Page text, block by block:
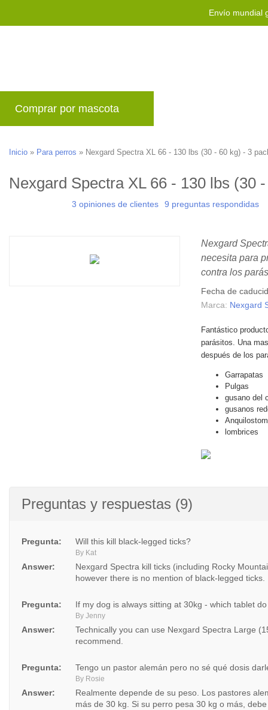
Envío mundial
Comprar por mascota
Inicio » Para perros » Nexgard Spectra XL 66 - 130 lbs (30 - 60 kg) - 3
Nexgard Spectra XL 66 - 130 lbs (30
3 opiniones de clientes 9 preguntas respondidas
Nexgard
necesita para
contra los
Fecha de
Marca: Nexgard
Fantástico
parásitos. Una
después de los
Garrapatas
Pulgas
gusano del
gusanos
lombrices
Preguntas y respuestas (9)
Pregunta: Will this kill black-legged ticks?
By Kat
Answer:
Nexgard Spectra kill ticks (including Rocky
however there is no mention of black-legged ticks.
Pregunta: If my dog is always sitting at 30kg - which tablet
By Jenny
Answer:
Technically you can use Nexgard Spectra Large
recommend.
Pregunta: Tengo un pastor alemán pero no sé qué dosis
By Rosie
Answer:
Realmente depende de su peso. Los pastores
más de 30 kg. Si su perro pesa 30 kg o más,